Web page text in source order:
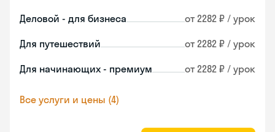
Деловой - для бизнеса от 2282 ₽ / урок
Для путешествий от 2282 ₽ / урок
Для начинающих - премиум от 2282 ₽ / урок
Все услуги и цены (4)